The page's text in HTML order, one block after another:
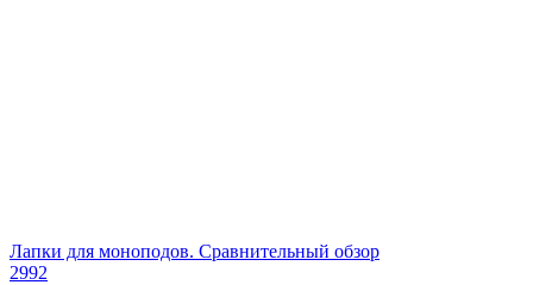
Лапки для моноподов. Сравнительный обзор
2992